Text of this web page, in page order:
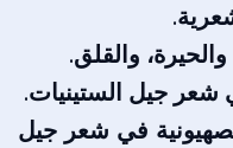
والقلق.
في شعر جيل